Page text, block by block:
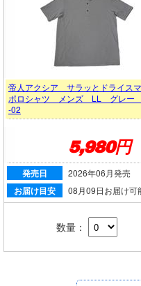
帝人アクシア サラッとドライス
ポロシャツ メンズ LL グレー
-02
5,980円
発売日 2026年06月発売
お届け目安 08月09日お届け可
数量：